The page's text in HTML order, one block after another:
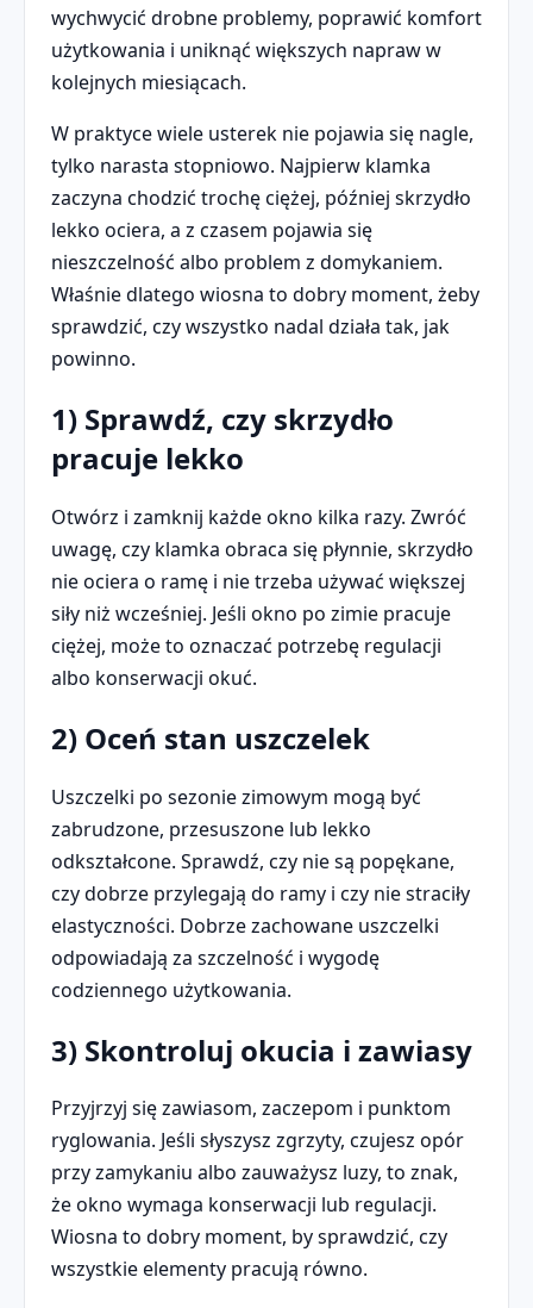
wychwycić drobne problemy, poprawić komfort
użytkowania i uniknąć większych napraw w
kolejnych miesiącach.
W praktyce wiele usterek nie pojawia się nagle,
tylko narasta stopniowo. Najpierw klamka
zaczyna chodzić trochę ciężej, później skrzydło
lekko ociera, a z czasem pojawia się
nieszczelność albo problem z domykaniem.
Właśnie dlatego wiosna to dobry moment, żeby
sprawdzić, czy wszystko nadal działa tak, jak
powinno.
1) Sprawdź, czy skrzydło
pracuje lekko
Otwórz i zamknij każde okno kilka razy. Zwróć
uwagę, czy klamka obraca się płynnie, skrzydło
nie ociera o ramę i nie trzeba używać większej
siły niż wcześniej. Jeśli okno po zimie pracuje
ciężej, może to oznaczać potrzebę regulacji
albo konserwacji okuć.
2) Oceń stan uszczelek
Uszczelki po sezonie zimowym mogą być
zabrudzone, przesuszone lub lekko
odkształcone. Sprawdź, czy nie są popękane,
czy dobrze przylegają do ramy i czy nie straciły
elastyczności. Dobrze zachowane uszczelki
odpowiadają za szczelność i wygodę
codziennego użytkowania.
3) Skontroluj okucia i zawiasy
Przyjrzyj się zawiasom, zaczepom i punktom
ryglowania. Jeśli słyszysz zgrzyty, czujesz opór
przy zamykaniu albo zauważysz luzy, to znak,
że okno wymaga konserwacji lub regulacji.
Wiosna to dobry moment, by sprawdzić, czy
wszystkie elementy pracują równo.